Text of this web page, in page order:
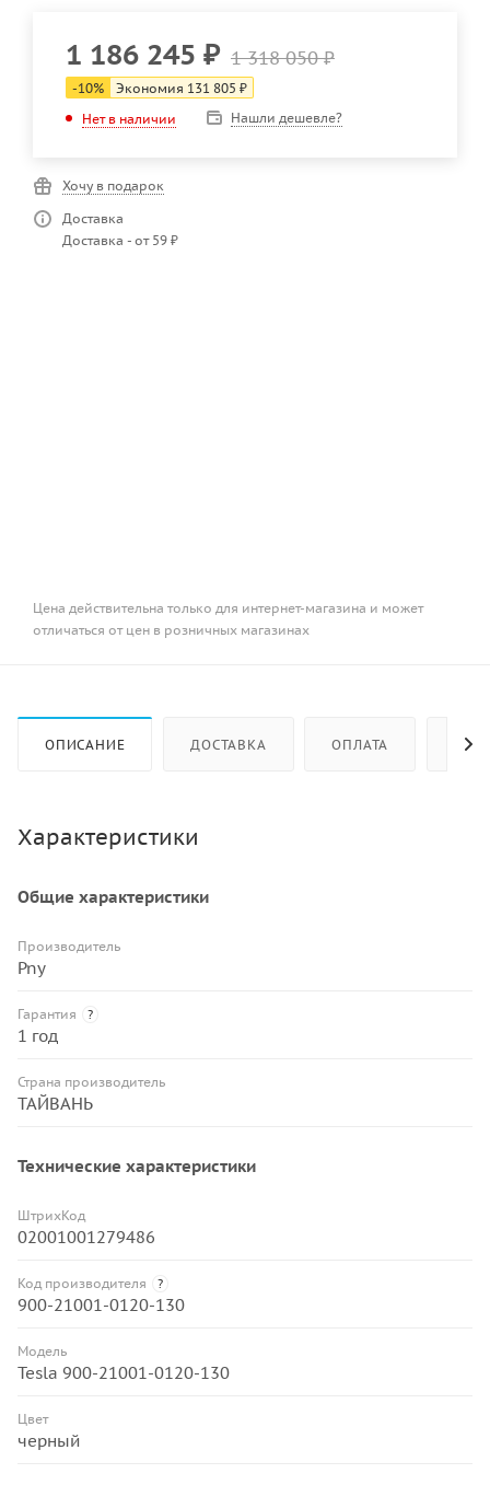
1 186 245 ₽ 1 318 050₽
-10% Экономия 131 805 ₽
Нет в наличии
Нашли дешевле?
Хочу в подарок
Доставка
Доставка - от 59 ₽
Цена действительна только для интернет-магазина и может
отличаться от цен в розничных магазинах
ОПИСАНИЕ ДОСТАВКА ОПЛАТА
Характеристики
Общие характеристики
Производитель
Pny
Гарантия ?
1 год
Страна производитель
ТАЙВАНЬ
Технические характеристики
ШтрихКод
02001001279486
Код производителя ?
900-21001-0120-130
Модель
Tesla 900-21001-0120-130
Цвет
черный